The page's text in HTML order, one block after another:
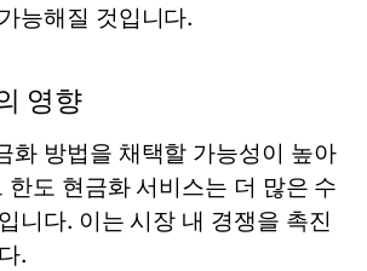
능해질 것입니다.
영향
화 방법을 채택할 가능성이 높아
한도 현금화 서비스는 더 많은 수
니다. 이는 시장 내 경쟁을 촉진
.